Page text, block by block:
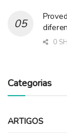
0
Categorias
ARTIGOS